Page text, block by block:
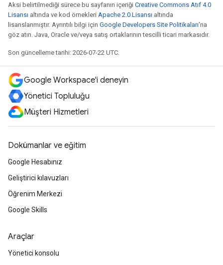
Aksi belirtilmediği sürece bu sayfanın içeriği Creative Commons Atıf 4.0
Lisansı altında ve kod örnekleri Apache 2.0 Lisansı altında
lisanslanmıştır. Ayrıntılı bilgi için Google Developers Site Politikaları'na
göz atın. Java, Oracle ve/veya satış ortaklarının tescilli ticari markasıdır.
Son güncelleme tarihi: 2026-07-22 UTC.
Google Workspace'i deneyin
Yönetici Topluluğu
Müşteri Hizmetleri
Dokümanlar ve eğitim
Google Hesabınız
Geliştirici kılavuzları
Öğrenim Merkezi
Google Skills
Araçlar
Yönetici konsolu